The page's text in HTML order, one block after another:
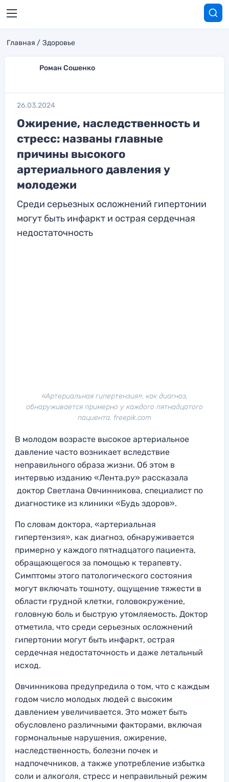
Главная Здоровье
Роман Сошенко
26.03.2024
Ожирение, наследственность и
стресс: названы главные
причины высокого
артериального давления у
молодежи
Среди серьезных осложнений гипертонии
могут быть инфаркт и острая сердечная
недостаточность
«Артериальная гипертензия», как диагноз,
обнаруживается примерно у каждого пятнадцатого
пациента. freepik.com
В молодом возрасте высокое артериальное
давление часто возникает вследствие
неправильного образа жизни. Об этом в
интервью изданию «Лента.ру» рассказала
доктор Светлана Овчинникова, специалист по
диагностике из клиники «Будь здоров».
По словам доктора, «артериальная
гипертензия», как диагноз, обнаруживается
примерно у каждого пятнадцатого пациента,
обращающегося за помощью к терапевту.
Симптомы этого патологического состояния
могут включать тошноту, ощущение тяжести в
области грудной клетки, головокружение,
головную боль и быструю утомляемость. Доктор
отметила, что среди серьезных осложнений
гипертонии могут быть инфаркт, острая
сердечная недостаточность и даже летальный
исход.
Овчинникова предупредила о том, что с каждым
годом число молодых людей с высоким
давлением увеличивается. Это может быть
обусловлено различными факторами, включая
гормональные нарушения, ожирение,
наследственность, болезни почек и
надпочечников, а также употребление избытка
соли и алкоголя, стресс и неправильный режим